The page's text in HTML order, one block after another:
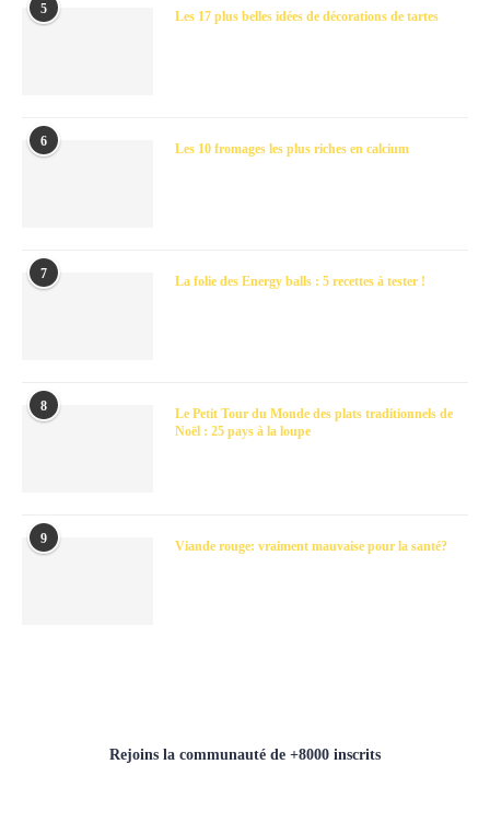
5 Les 17 plus belles idées de décorations de tartes
6 Les 10 fromages les plus riches en calcium
7 La folie des Energy balls : 5 recettes à tester !
8
Le Petit Tour du Monde des plats traditionnels de
Noël : 25 pays à la loupe
9 Viande rouge: vraiment mauvaise pour la santé?
Rejoins la communauté de +8000 inscrits